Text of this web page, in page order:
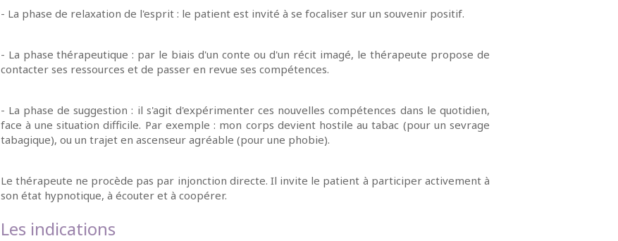
- La phase de relaxation de l'esprit : le patient est invité à se focaliser sur un souvenir positif.
- La phase thérapeutique : par le biais d'un conte ou d'un récit imagé, le thérapeute propose de
contacter ses ressources et de passer en revue ses compétences.
- La phase de suggestion : il s'agit d'expérimenter ces nouvelles compétences dans le quotidien,
face à une situation difficile. Par exemple : mon corps devient hostile au tabac (pour un sevrage
tabagique), ou un trajet en ascenseur agréable (pour une phobie).
Le thérapeute ne procède pas par injonction directe. Il invite le patient à participer activement à
son état hypnotique, à écouter et à coopérer.
Les indications